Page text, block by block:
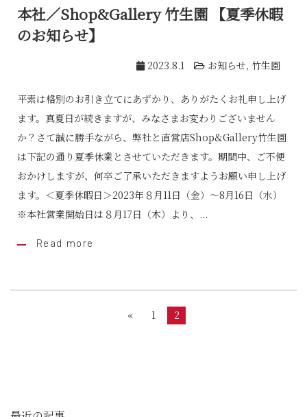
本社／Shop&Gallery 竹生園 【夏季休暇
のお知らせ】
2023.8.1 お知らせ, 竹生園
平素は格別のお引き立てにあずかり、ありがたくお礼申し上げ
ます。真夏日が続きますが、みなさまお変わりございません
か？さて誠に勝手ながら、弊社と直営店Shop&Gallery竹生園
は下記の通り夏季休業とさせていただきます。期間中、ご不便
おかけしますが、何卒ご了承いただきますようお願い申し上げ
ます。＜夏季休暇日＞2023年８月11日（金）～8月16日（水）
※本社営業開始日は８月17日（木）より、...
Read more
« 1 2